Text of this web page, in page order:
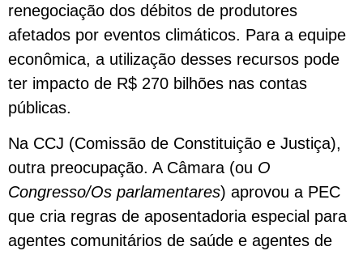
renegociação dos débitos de produtores
afetados por eventos climáticos. Para a equipe
econômica, a utilização desses recursos pode
ter impacto de R$ 270 bilhões nas contas
públicas.
Na CCJ (Comissão de Constituição e Justiça),
outra preocupação. A Câmara (ou O
Congresso/Os parlamentares) aprovou a PEC
que cria regras de aposentadoria especial para
agentes comunitários de saúde e agentes de